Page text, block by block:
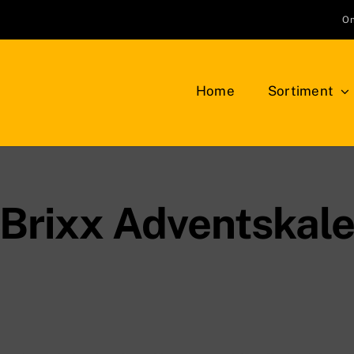
Home Sortiment
Klemmbausteine
Bäume, Pflanzen, Blumen